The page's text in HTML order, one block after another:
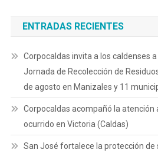
ENTRADAS RECIENTES
Corpocaldas invita a los caldenses
Jornada de Recolección de
de agosto en Manizales y 11
Corpocaldas acompañó la atención
ocurrido en Victoria (Caldas)
San José fortalece la protección de